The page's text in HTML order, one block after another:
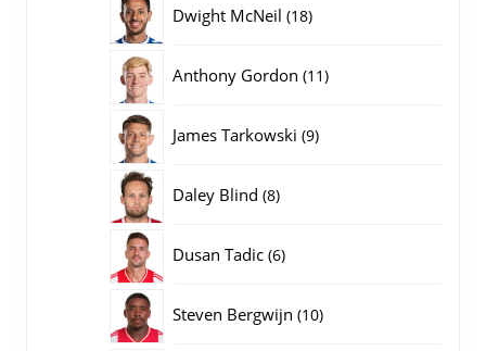
Dwight McNeil 1818
Anthony Gordon 1111
James Tarkowski 99
Daley Blind 88
Dusan Tadic 66
Steven Bergwijn 1010